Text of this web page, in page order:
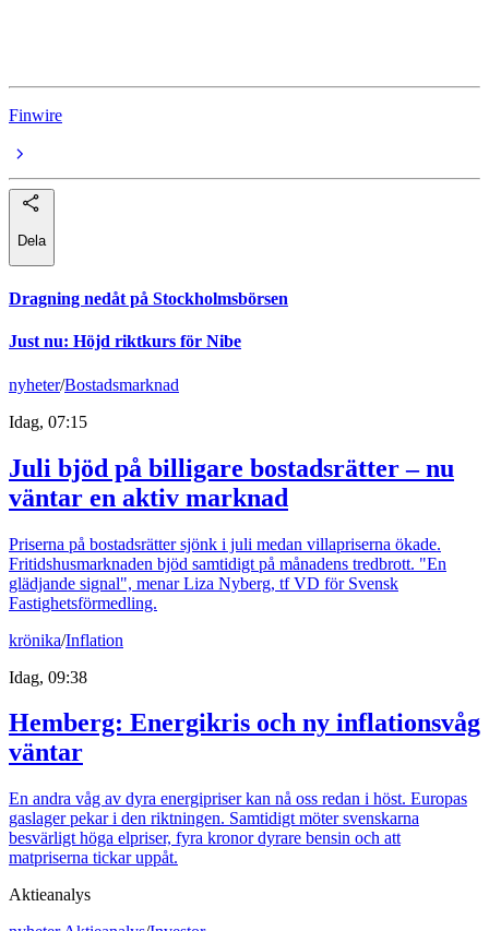
Finwire
Dela
Dragning nedåt på Stockholmsbörsen
Just nu: Höjd riktkurs för Nibe
nyheter/Bostadsmarknad
Idag, 07:15
Juli bjöd på billigare bostadsrätter – nu
väntar en aktiv marknad
Priserna på bostadsrätter sjönk i juli medan villapriserna ökade.
Fritidshusmarknaden bjöd samtidigt på månadens tredbrott. "En
glädjande signal", menar Liza Nyberg, tf VD för Svensk
Fastighetsförmedling.
krönika/Inflation
Idag, 09:38
Hemberg: Energikris och ny inflationsvåg
väntar
En andra våg av dyra energipriser kan nå oss redan i höst. Europas
gaslager pekar i den riktningen. Samtidigt möter svenskarna
besvärligt höga elpriser, fyra kronor dyrare bensin och att
matpriserna tickar uppåt.
Aktieanalys